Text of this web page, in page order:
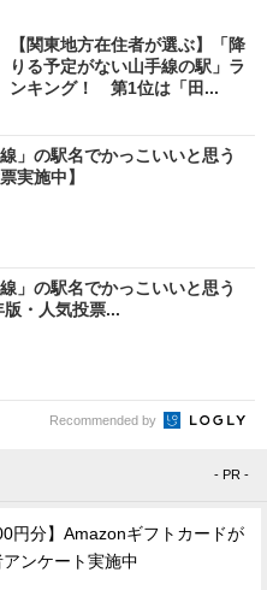
【関東地方在住者が選ぶ】「降
りる予定がない山手線の駅」ラ
ンキング！ 第1位は「田...
」の駅名でかっこいいと思う
実施中】
」の駅名でかっこいいと思う
・人気投票...
Recommended by
- PR -
円分】Amazonギフトカードが
ンケート実施中